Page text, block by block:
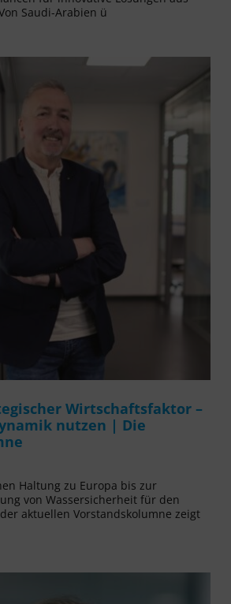
Saudi-Arabien ü
Wirtschaftsfaktor –
nutzen | Die
Haltung zu Europa bis zur
von Wassersicherheit für den
aktuellen Vorstandskolumne zeigt